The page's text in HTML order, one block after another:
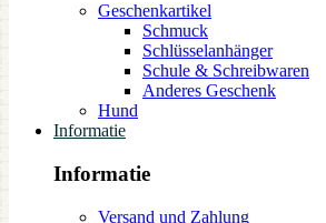
Geschenkartikel
Schmuck
Schlüsselanhänger
Schule & Schreibwaren
Anderes Geschenk
Hund
Informatie
Informatie
Versand und Zahlung